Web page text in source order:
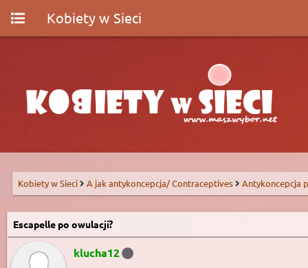
Kobiety w Sieci
Kobiety w Sieci A jak antykoncepcja/ Contraceptives Antykoncepcja
Escapelle po owulacji?
klucha12